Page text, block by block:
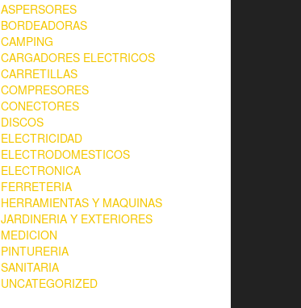
ASPERSORES
BORDEADORAS
CAMPING
CARGADORES ELECTRICOS
CARRETILLAS
COMPRESORES
CONECTORES
DISCOS
ELECTRICIDAD
ELECTRODOMESTICOS
ELECTRONICA
FERRETERIA
HERRAMIENTAS Y MAQUINAS
JARDINERIA Y EXTERIORES
MEDICION
PINTURERIA
SANITARIA
UNCATEGORIZED